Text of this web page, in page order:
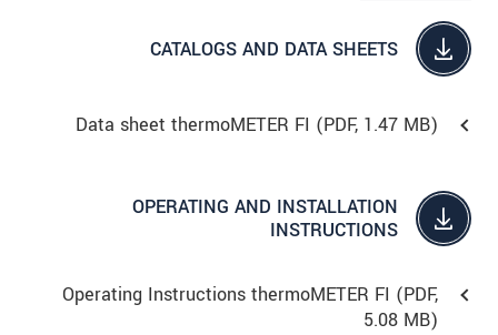
CATALOGS AND DATA SHEETS
Data sheet thermoMETER FI (PDF, 1.47 MB)
OPERATING AND INSTALLATION
INSTRUCTIONS
Operating Instructions thermoMETER FI (PDF,
5.08 MB)